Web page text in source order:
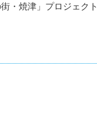
・焼津」プロジェクト